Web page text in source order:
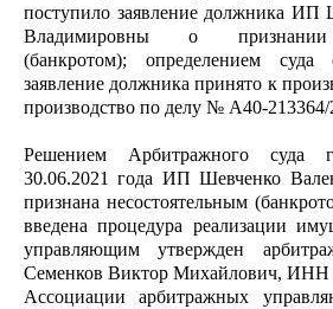
поступило заявление должника ИП
Владимировны о признании
(банкротом); определением
заявление должника принято к
производство по делу № А40-
Решением Арбитражного суда
30.06.2021 года ИП Шевченко
признана несостоятельным
введена процедура реализации
управляющим утвержден
Семенков Виктор Михайлович, ИНН
Ассоциации арбитражных